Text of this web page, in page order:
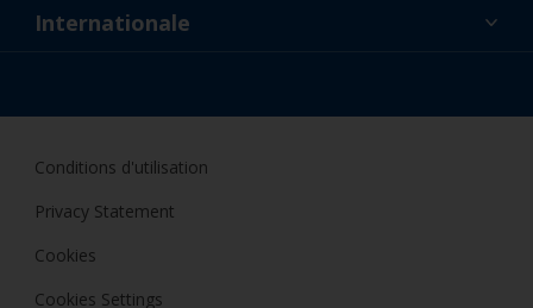
Actualités
Internationale
Conditions d'utilisation
Privacy Statement
Cookies
Cookies Settings